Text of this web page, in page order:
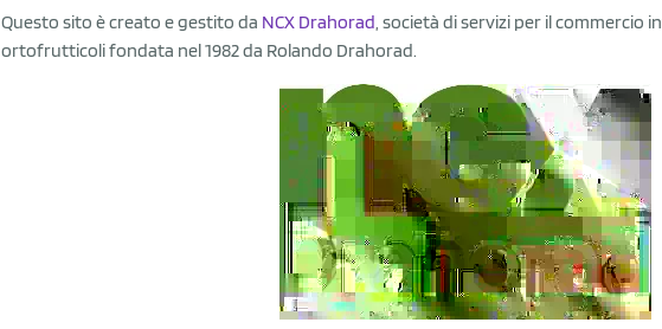
Questo sito è creato e gestito da NCX Drahorad, società di servizi per il commercio
ortofrutticoli fondata nel 1982 da Rolando Drahorad.